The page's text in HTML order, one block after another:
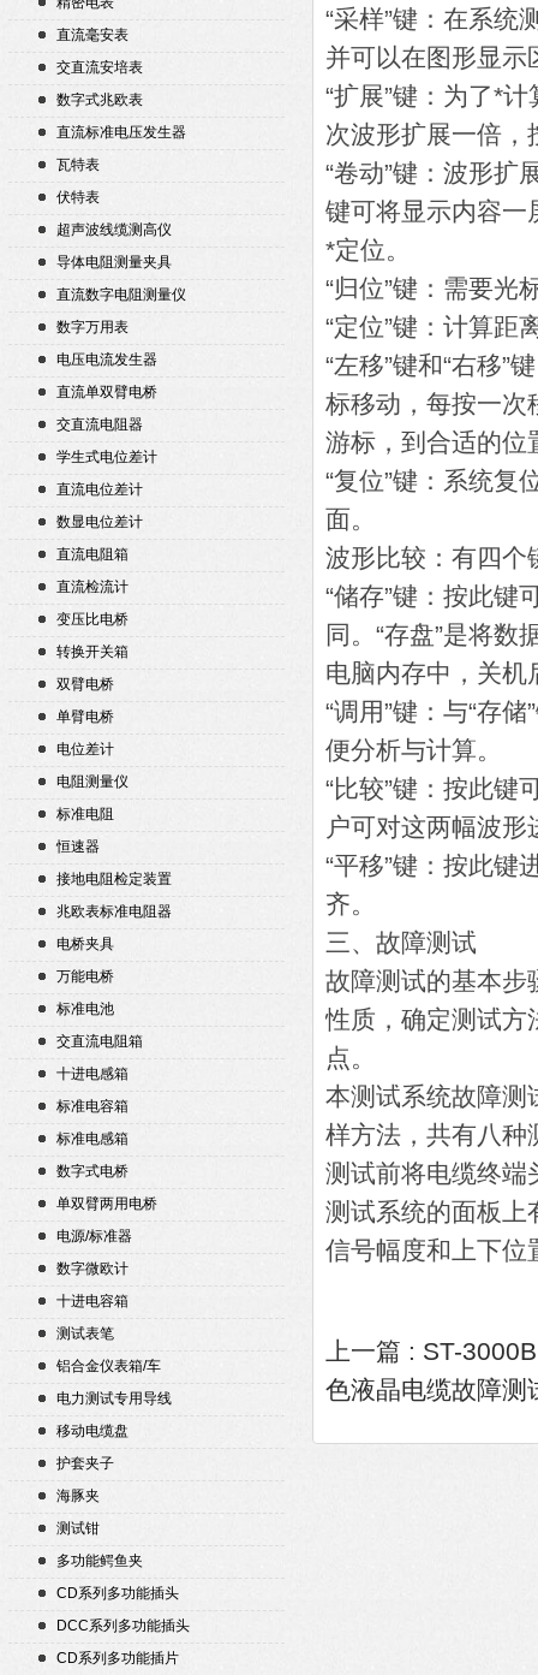
直流毫安表
交直流安培表
数字式兆欧表
直流标准电压发生器
瓦特表
伏特表
超声波线缆测高仪
导体电阻测量夹具
直流数字电阻测量仪
数字万用表
电压电流发生器
直流单双臂电桥
交直流电阻器
学生式电位差计
直流电位差计
数显电位差计
直流电阻箱
直流检流计
变压比电桥
转换开关箱
双臂电桥
单臂电桥
电位差计
电阻测量仪
标准电阻
恒速器
接地电阻检定装置
兆欧表标准电阻器
电桥夹具
万能电桥
标准电池
交直流电阻箱
十进电感箱
标准电容箱
标准电感箱
数字式电桥
单双臂两用电桥
电源/标准器
数字微欧计
十进电容箱
测试表笔
铝合金仪表箱/车
电力测试专用导线
移动电缆盘
护套夹子
海豚夹
测试钳
多功能鳄鱼夹
CD系列多功能插头
DCC系列多功能插头
CD系列多功能插片
“采样”键：在系统
并可以在图形显示
“扩展”键：为了*
次波形扩展一倍，
“卷动”键：波形扩
键可将显示内容一
*定位。
“归位”键：需要光
“定位”键：计算距
“左移”键和“右移”
标移动，每按一次
游标，到合适的位
“复位”键：系统复
面。
波形比较：有四个
“储存”键：按此键
同。“存盘”是将数
电脑内存中，关机
“调用”键：与“存
便分析与计算。
“比较”键：按此键
户可对这两幅波形
“平移”键：按此键
齐。
三、故障测试
故障测试的基本步
性质，确定测试方
点。
本测试系统故障测
样方法，共有八种
测试前将电缆终端
测试系统的面板上
信号幅度和上下位
上一篇 : ST-
色液晶电缆故障测